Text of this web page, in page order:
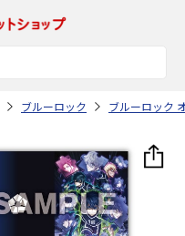
ブルーロック ブルーロック